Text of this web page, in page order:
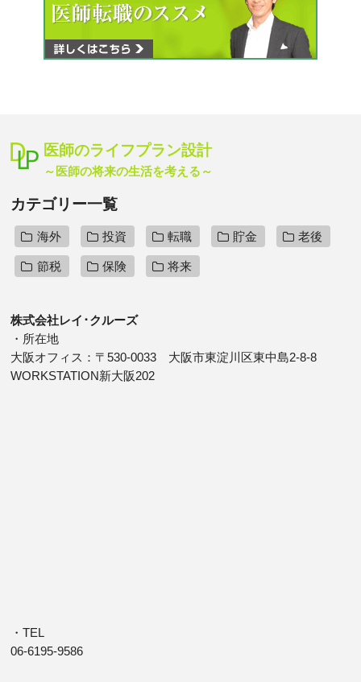
医師のライフプラン設計
～医師の将来の生活を考える～
カテゴリー一覧
海外 投資 転職 貯金 老後
節税 保険 将来
株式会社レイ･クルーズ
・所在地
大阪オフィス：〒530-0033 大阪市東淀川区東中島2-8-8
WORKSTATION新大阪202
・TEL
06-6195-9586